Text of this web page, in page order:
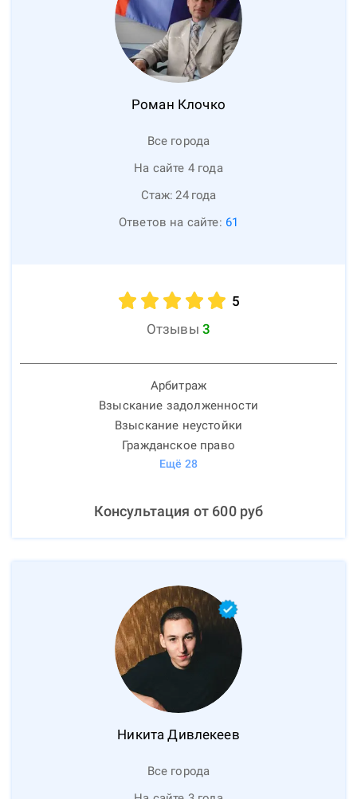
Роман Клочко
Все города
На сайте 4 года
Стаж: 24 года
Ответов на сайте: 61
5
Отзывы 3
Арбитраж
Взыскание задолженности
Взыскание неустойки
Гражданское право
Ещё 28
Консультация от 600руб
Никита Дивлекеев
Все города